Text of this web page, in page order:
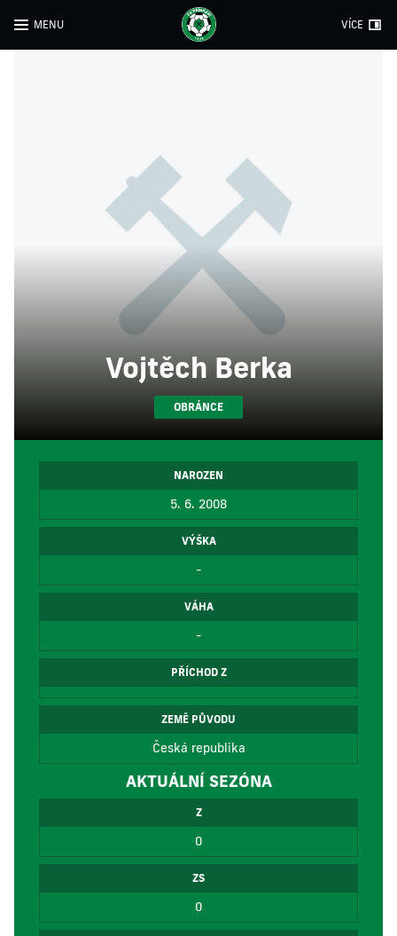
MENU VÍCE
Vojtěch Berka
OBRÁNCE
NAROZEN
5. 6. 2008
VÝŠKA
-
VÁHA
-
PŘÍCHOD Z
ZEMĚ PŮVODU
Česká republika
AKTUÁLNÍ SEZÓNA
Z
0
ZS
0